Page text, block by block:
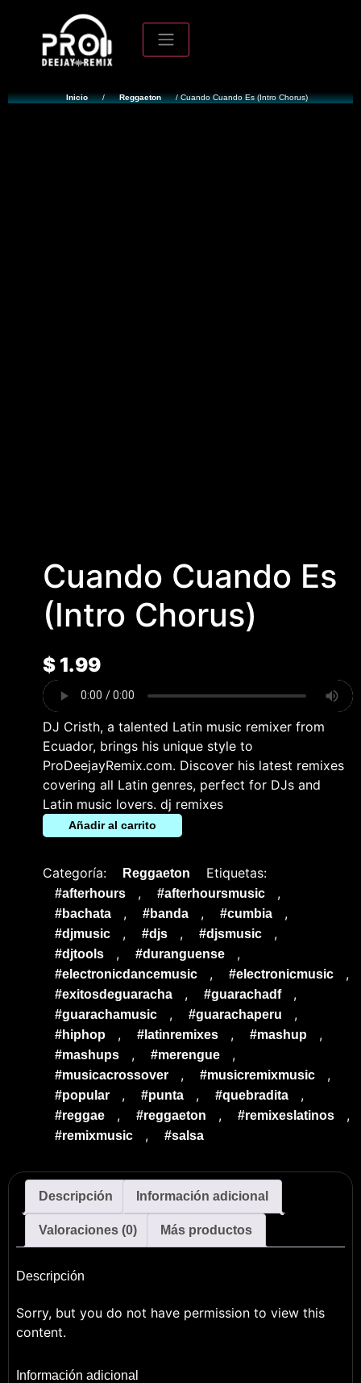
Inicio / Reggaeton / Cuando Cuando Es (Intro Chorus)
Cuando Cuando Es
(Intro Chorus)
$1.99
DJ Cristh, a talented Latin music remixer from
Ecuador, brings his unique style to
ProDeejayRemix.com. Discover his latest remixes
covering all Latin genres, perfect for DJs and
Latin music lovers. dj remixes
Añadir al carrito
Categoría: Reggaeton Etiquetas:
#afterhours , #afterhoursmusic ,
#bachata , #banda , #cumbia ,
#djmusic , #djs , #djsmusic ,
#djtools , #duranguense ,
#electronicdancemusic , #electronicmusic ,
#exitosdeguaracha , #guarachadf ,
#guarachamusic , #guarachaperu ,
#hiphop , #latinremixes , #mashup ,
#mashups , #merengue ,
#musicacrossover , #musicremixmusic ,
#popular , #punta , #quebradita ,
#reggae , #reggaeton , #remixeslatinos ,
#remixmusic , #salsa
Descripción Información adicional
Valoraciones (0) Más productos
Descripción
Sorry, but you do not have permission to view this
content.
Información adicional